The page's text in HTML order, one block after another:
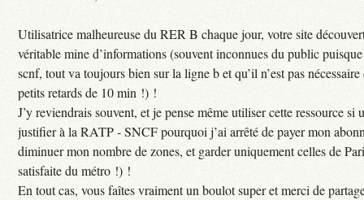
Utilisatrice malheureuse du RER B chaque jour, votre site
véritable mine d’informations (souvent inconnues du public
scnf, tout va toujours bien sur la ligne b et qu’il n’est pas
petits retards de 10 min !) !
J’y reviendrais souvent, et je pense même utiliser cette ressource si
justifier à la RATP - SNCF pourquoi j’ai arrêté de payer mon
diminuer mon nombre de zones, et garder uniquement celles de
satisfaite du métro !) !
En tout cas, vous faîtes vraiment un boulot super et merci de